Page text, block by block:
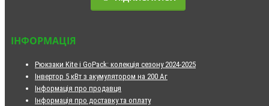
ІНФОРМАЦІЯ
Рюкзаки Kite і GoPack: колекція сезону 2024-2025
Інвертор 5 кВт з акумулятором на 200 Аг
Інформація про продавця
Інформація про доставку та оплату